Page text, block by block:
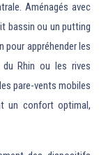
Aménagés avec
bassin ou un putting
pour appréhender les
Rhin ou les rives
pare-vents mobiles
un confort optimal,